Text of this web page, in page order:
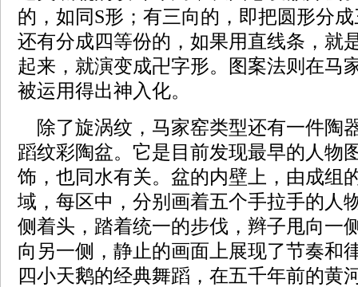
的，如同S形；有三向的，即把圆形分
还有分成四等份的，如果用直线条，就
起来，就演变成卍字形。图案法则在马
被运用得出神入化。
除了旋涡纹，马家窑类型还有一件陶
蹈纹彩陶盆。它是目前发现最早的人物
饰，也同水有关。盆的内壁上，由成组
域，每区中，分别画着五个手拉手的人
侧着头，踏着统一的步伐，辫子甩向一
向另一侧，静止的画面上展现了节奏和
四小天鹅的经典舞蹈，在五千年前的黄